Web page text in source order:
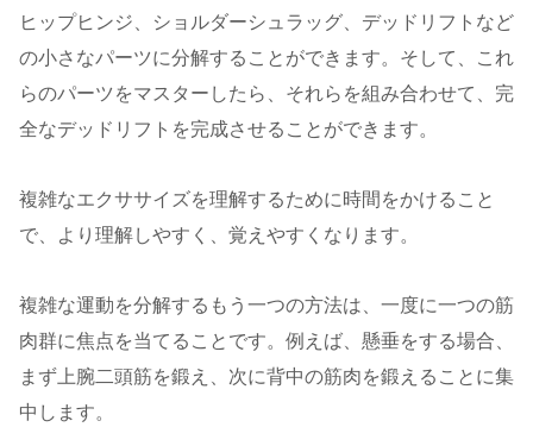
ヒップヒンジ、ショルダーシュラッグ、デッドリフトなど
の小さなパーツに分解することができます。そして、これ
らのパーツをマスターしたら、それらを組み合わせて、完
全なデッドリフトを完成させることができます。
複雑なエクササイズを理解するために時間をかけること
で、より理解しやすく、覚えやすくなります。
複雑な運動を分解するもう一つの方法は、一度に一つの筋
肉群に焦点を当てることです。例えば、懸垂をする場合、
まず上腕二頭筋を鍛え、次に背中の筋肉を鍛えることに集
中します。